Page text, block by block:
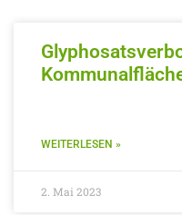
WEITERLESEN »
2. Mai 2023